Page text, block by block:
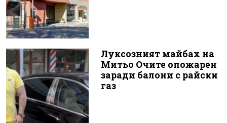
Луксозният майбах на
Митьо Очите опожарен
заради балони с райски
газ